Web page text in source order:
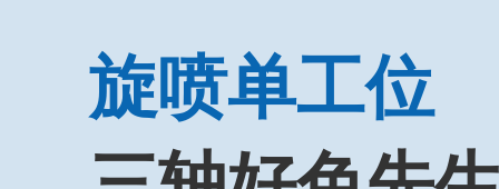
旋喷单工位